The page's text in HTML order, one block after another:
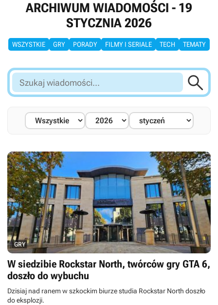
ARCHIWUM WIADOMOŚCI - 19
STYCZNIA 2026
WSZYSTKIE GRY PORADY FILMY I SERIALE TECH TEMATY
Szukaj
wiadomości...

GRY
W siedzibie Rockstar North, twórców gry GTA 6,
doszło do wybuchu
Dzisiaj nad ranem w szkockim biurze studia Rockstar North doszło
do eksplozji.